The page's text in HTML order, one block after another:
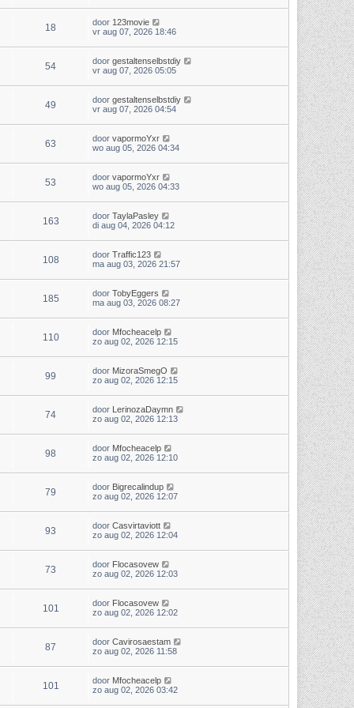
18 door 123movie
vr aug 07, 2026 18:46
54 door gestaltenselbstdiy
vr aug 07, 2026 05:05
49 door gestaltenselbstdiy
vr aug 07, 2026 04:54
63 door vapormoYxr
wo aug 05, 2026 04:34
53 door vapormoYxr
wo aug 05, 2026 04:33
163 door TaylaPasley
di aug 04, 2026 04:12
108 door Traffic123
ma aug 03, 2026 21:57
185 door TobyEggers
ma aug 03, 2026 08:27
110 door Mfocheacelp
zo aug 02, 2026 12:15
99 door MizoraSmegO
zo aug 02, 2026 12:15
74 door LerinozaDaymn
zo aug 02, 2026 12:13
98 door Mfocheacelp
zo aug 02, 2026 12:10
79 door Bigrecalindup
zo aug 02, 2026 12:07
93 door Casvirtaviott
zo aug 02, 2026 12:04
73 door Flocasovew
zo aug 02, 2026 12:03
101 door Flocasovew
zo aug 02, 2026 12:02
87 door Cavirosaestam
zo aug 02, 2026 11:58
101 door Mfocheacelp
zo aug 02, 2026 03:42